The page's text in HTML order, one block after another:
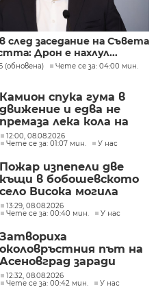
след заседание на Съвета
Дрон е нахлул...
(обновена)
Чете се за: 04:00 мин.
Камион спука гума в
движение и едва не
премаза лека кола на
Подбалканския път
(СНИМКИ)
12:00, 08.08.2026
Чете се за: 01:07 мин.
У нас
Пожар изпепели две
къщи в бобошевското
село Висока могила
(СНИМКИ)
13:29, 08.08.2026
Чете се за: 00:40 мин.
У нас
Затвориха
околовръстния път на
Асеновград заради
пожар (СНИМКИ)
12:32, 08.08.2026
Чете се за: 00:42 мин.
У нас